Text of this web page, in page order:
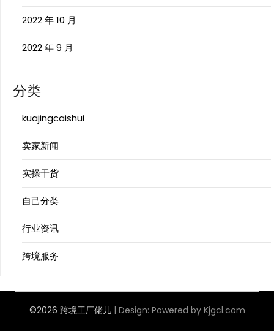
2022 年 10 月
2022 年 9 月
分类
kuajingcaishui
卖家新闻
实操干货
自己分类
行业资讯
跨境服务
©2026 跨境工厂佬儿 | Design: Powered by Kjgcl.com